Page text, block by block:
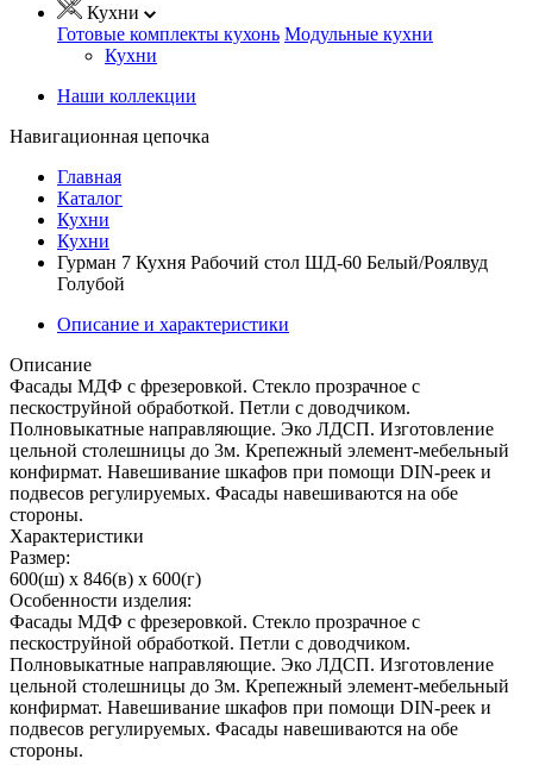
Кухни
Готовые комплекты кухонь Модульные кухни
Кухни
Наши коллекции
Навигационная цепочка
Главная
Каталог
Кухни
Кухни
Гурман 7 Кухня Рабочий стол ШД-60 Белый/Роялвуд
Голубой
Описание и характеристики
Описание
Фасады МДФ с фрезеровкой. Стекло прозрачное с
пескоструйной обработкой. Петли с доводчиком.
Полновыкатные направляющие. Эко ЛДСП. Изготовление
цельной столешницы до 3м. Крепежный элемент-мебельный
конфирмат. Навешивание шкафов при помощи DIN-реек и
подвесов регулируемых. Фасады навешиваются на обе
стороны.
Характеристики
Размер:
600(ш) x 846(в) x 600(г)
Особенности изделия:
Фасады МДФ с фрезеровкой. Стекло прозрачное с
пескоструйной обработкой. Петли с доводчиком.
Полновыкатные направляющие. Эко ЛДСП. Изготовление
цельной столешницы до 3м. Крепежный элемент-мебельный
конфирмат. Навешивание шкафов при помощи DIN-реек и
подвесов регулируемых. Фасады навешиваются на обе
стороны.